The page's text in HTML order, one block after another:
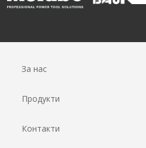
За нас
Продукти
Контакти